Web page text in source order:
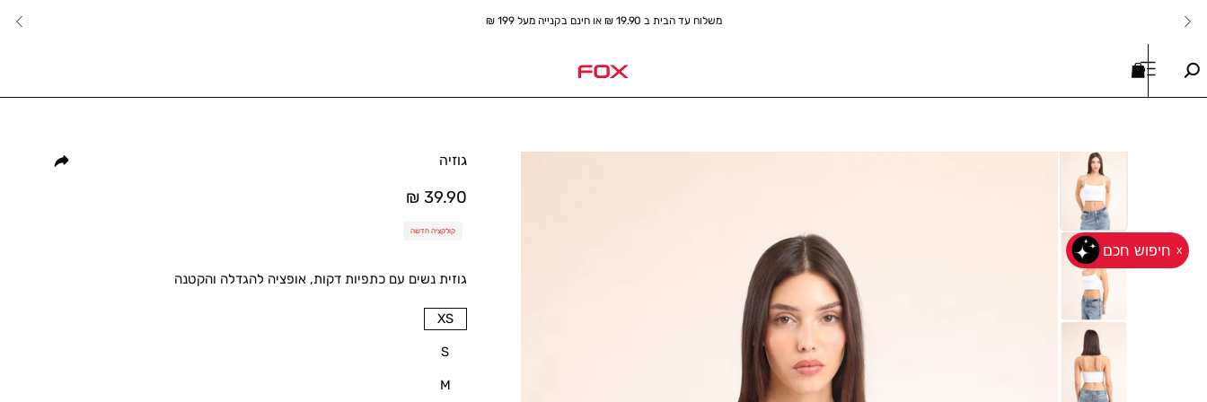
פתח
תפריט
פתח
חיפוש
הצג עגלה
גוזיה
39.90 ₪
קולקציה חדשה
גוזית נשים עם כתפיות דקות, אופציה להגדלה והקטנה
SIZE
XS
S
M
חיפוש חכם X